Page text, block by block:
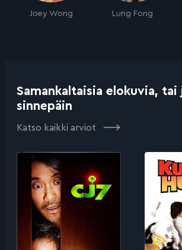
Joey Wong Lung Fong
Samankaltaisia elokuvia, tai
sinnepäin
Katso kaikki arviot